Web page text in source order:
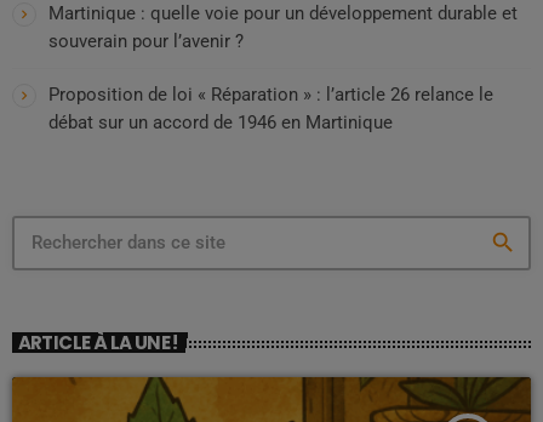
Martinique : quelle voie pour un développement durable et
souverain pour l’avenir ?
Proposition de loi « Réparation » : l’article 26 relance le
débat sur un accord de 1946 en Martinique
search
ARTICLE À LA UNE !